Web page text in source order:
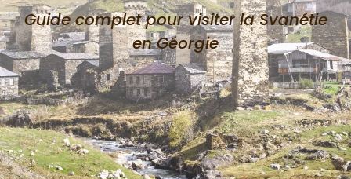
Guide complet pour visiter la Svanétie
en Géorgie